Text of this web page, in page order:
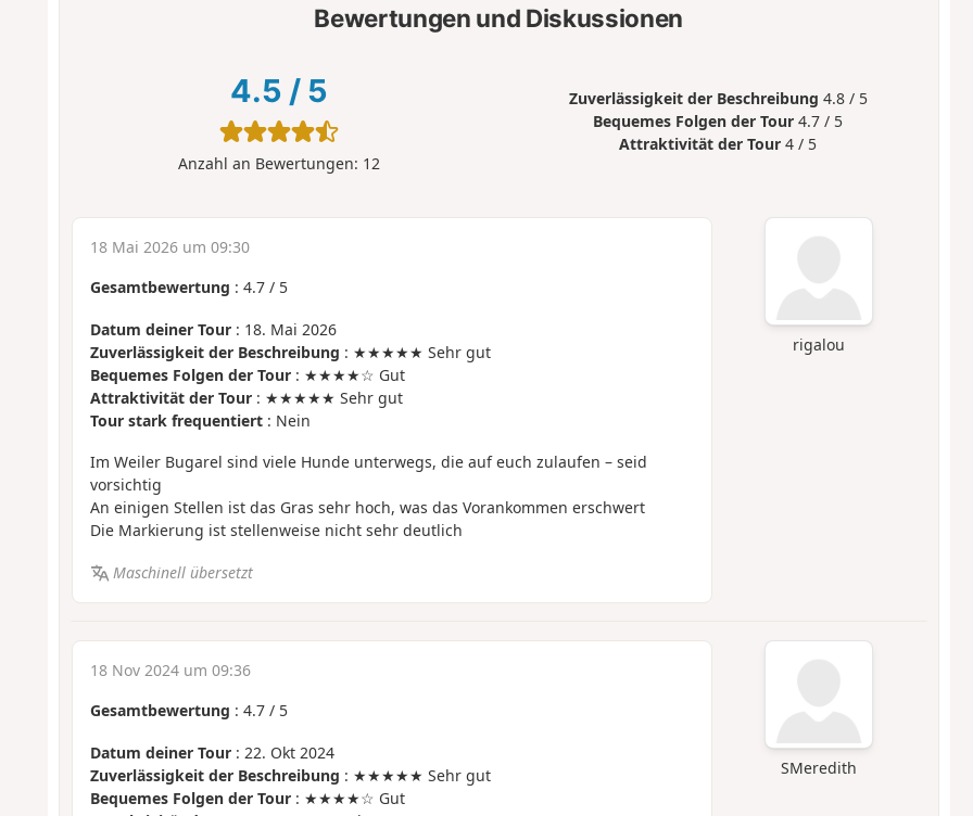
Bewertungen und Diskussionen
4.5 / 5
Anzahl an Bewertungen: 12
Zuverlässigkeit der Beschreibung 4.8 / 5
Bequemes Folgen der Tour 4.7 / 5
Attraktivität der Tour 4 / 5
rigalou
18 Mai 2026 um 09:30
Gesamtbewertung : 4.7/ 5
Datum deiner Tour: 18. Mai 2026
Zuverlässigkeit der Beschreibung : ★★★★★ Sehr gut
Bequemes Folgen der Tour: ★★★★☆ Gut
Attraktivität der Tour: ★★★★★ Sehr gut
Tour stark frequentiert: Nein
Im Weiler Bugarel sind viele Hunde unterwegs, die auf euch zulaufen – seid
vorsichtig
An einigen Stellen ist das Gras sehr hoch, was das Vorankommen erschwert
Die Markierung ist stellenweise nicht sehr deutlich
Maschinell übersetzt
SMeredith
18 Nov 2024 um 09:36
Gesamtbewertung : 4.7/ 5
Datum deiner Tour: 22. Okt 2024
Zuverlässigkeit der Beschreibung : ★★★★★ Sehr gut
Bequemes Folgen der Tour: ★★★★☆ Gut